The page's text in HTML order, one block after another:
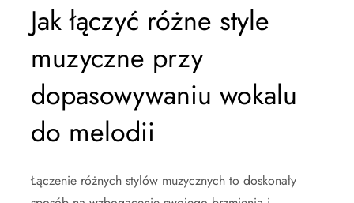
Jak łączyć różne style
muzyczne przy
dopasowywaniu wokalu
do melodii
Łączenie różnych stylów muzycznych to doskonały